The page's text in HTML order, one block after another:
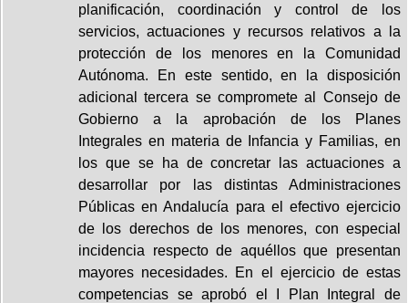
planificación, coordinación y control de los
servicios, actuaciones y recursos relativos a la
protección de los menores en la Comunidad
Autónoma. En este sentido, en la disposición
adicional tercera se compromete al Consejo de
Gobierno a la aprobación de los Planes
Integrales en materia de Infancia y Familias, en
los que se ha de concretar las actuaciones a
desarrollar por las distintas Administraciones
Públicas en Andalucía para el efectivo ejercicio
de los derechos de los menores, con especial
incidencia respecto de aquéllos que presentan
mayores necesidades. En el ejercicio de estas
competencias se aprobó el I Plan Integral de